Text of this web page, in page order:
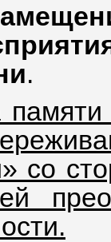
.
со